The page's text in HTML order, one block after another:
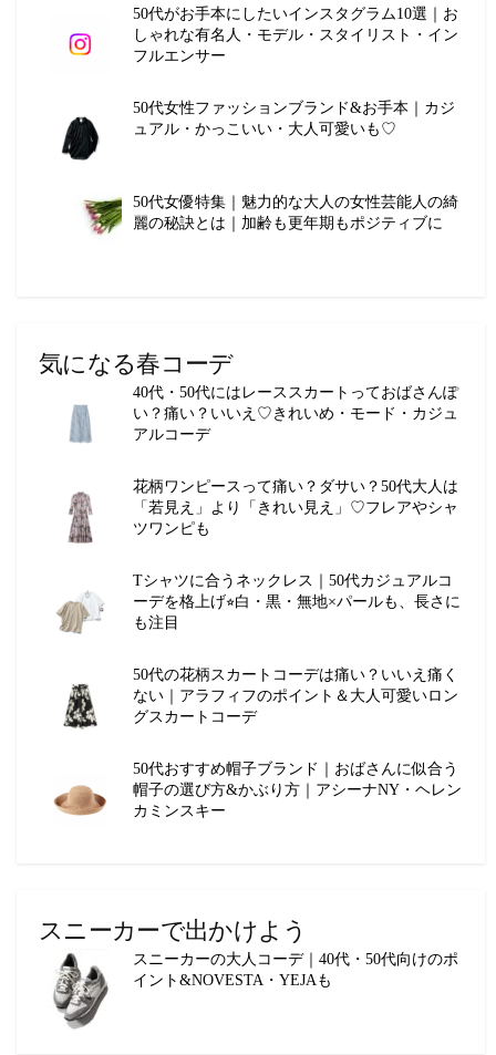
50代がお手本にしたいインスタグラム10選｜お
しゃれな有名人・モデル・スタイリスト・イン
フルエンサー
50代女性ファッションブランド&お手本｜カジ
ュアル・かっこいい・大人可愛いも♡
50代女優特集｜魅力的な大人の女性芸能人の綺
麗の秘訣とは｜加齢も更年期もポジティブに
気になる春コーデ
40代・50代にはレーススカートっておばさんぽ
い？痛い？いいえ♡きれいめ・モード・カジュ
アルコーデ
花柄ワンピースって痛い？ダサい？50代大人は
「若見え」より「きれい見え」♡フレアやシャ
ツワンピも
Tシャツに合うネックレス｜50代カジュアルコ
ーデを格上げ⭐︎白・黒・無地×パールも、長さに
も注目
50代の花柄スカートコーデは痛い？いいえ痛く
ない｜アラフィフのポイント＆大人可愛いロン
グスカートコーデ
50代おすすめ帽子ブランド｜おばさんに似合う
帽子の選び方&かぶり方｜アシーナNY・ヘレン
カミンスキー
スニーカーで出かけよう
スニーカーの大人コーデ｜40代・50代向けのポ
イント&NOVESTA・YEJAも